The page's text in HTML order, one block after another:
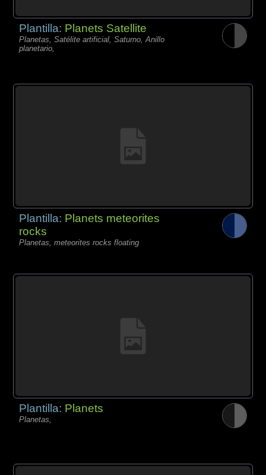
Plantilla: Planets Satellite
Planetas, Satélite artificial, Saturno, Anillo
planetario,
Plantilla: Planets meteorites
rocks
Planetas, meteorites rocks floating
Plantilla: Planets
Planetas,